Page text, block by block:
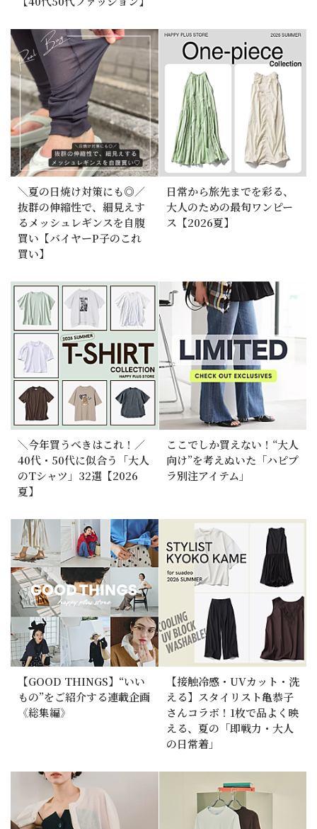
＼夏の日焼け対策にも◎／
抜群の伸縮性で、細見えす
るメッシュレギンスを自腹
買い【バイヤーP子のこれ
買い】
日常から旅先までを彩る、
大人のための最旬ワンピー
ス【2026夏】
＼今年買うべきはこれ！／
40代・50代に似合う「大人
のTシャツ」32選【2026
夏】
ここでしか買えない！“大人
向け”を考えぬいた「ハピプ
ラ別注アイテム」
【GOOD THINGS】“いい
もの”をご紹介する連載企画
《総集編》
【接触冷感・UVカット・洗
える】スタイリスト亀恭子
さんコラボ！1枚で品よく映
える、夏の「即戦力・大人
の日常着」